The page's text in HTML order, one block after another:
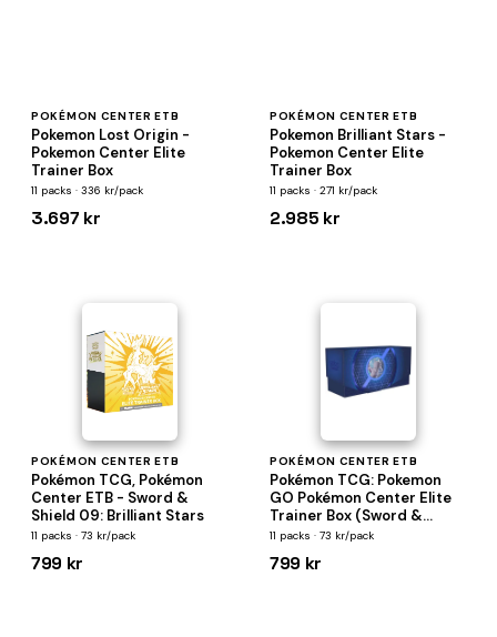
POKÉMON CENTER ETB
Pokemon Lost Origin -
Pokemon Center Elite
Trainer Box
11 packs · 336 kr/pack
3.697 kr
POKÉMON CENTER ETB
Pokemon Brilliant Stars -
Pokemon Center Elite
Trainer Box
11 packs · 271 kr/pack
2.985 kr
POKÉMON CENTER ETB
Pokémon TCG, Pokémon
Center ETB - Sword &
Shield 09: Brilliant Stars
11 packs · 73 kr/pack
799 kr
POKÉMON CENTER ETB
Pokémon TCG: Pokemon
GO Pokémon Center Elite
Trainer Box (Sword &
Shield)
11 packs · 73 kr/pack
799 kr